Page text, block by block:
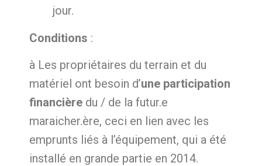
jour.
Conditions :
à Les propriétaires du terrain et du
matériel ont besoin d’une participation
financière du / de la futur.e
maraicher.ère, ceci en lien avec les
emprunts liés à l’équipement, qui a été
installé en grande partie en 2014.